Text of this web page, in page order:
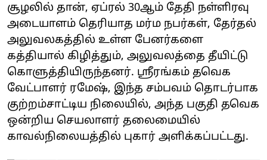
சூழலில் தான், ஏப்ரல் 30ஆம் தேதி நள்ளிரவு
அடையாளம் தெரியாத மர்ம நபர்கள், தேர்தல்
அலுவலகத்தில் உள்ள பேனர்களை
கத்தியால் கிழித்தும், அலுவலத்தை தீயிட்டு
கொளுத்தியிருந்தனர். ஸ்ரீரங்கம் தவெக
வேட்பாளர் ரமேஷ், இந்த சம்பவம் தொடர்பாக
குற்றம்சாட்டிய நிலையில், அந்த பகுதி தவெக
ஒன்றிய செயலாளர் தலைமையில்
காவல்நிலையத்தில் புகார் அளிக்கப்பட்டது.